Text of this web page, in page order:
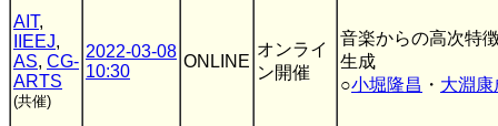
AIT,
IIEEJ,
AS, CG-
ARTS
(共催)
2022-03-08
10:30
ONLINE
オンライ
ン開催
音楽からの高次特
生成
○小堀隆昌 ・ 大淵康